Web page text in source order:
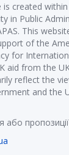
is created
in Public
This
of the
for
aid from the
reflect the
and the